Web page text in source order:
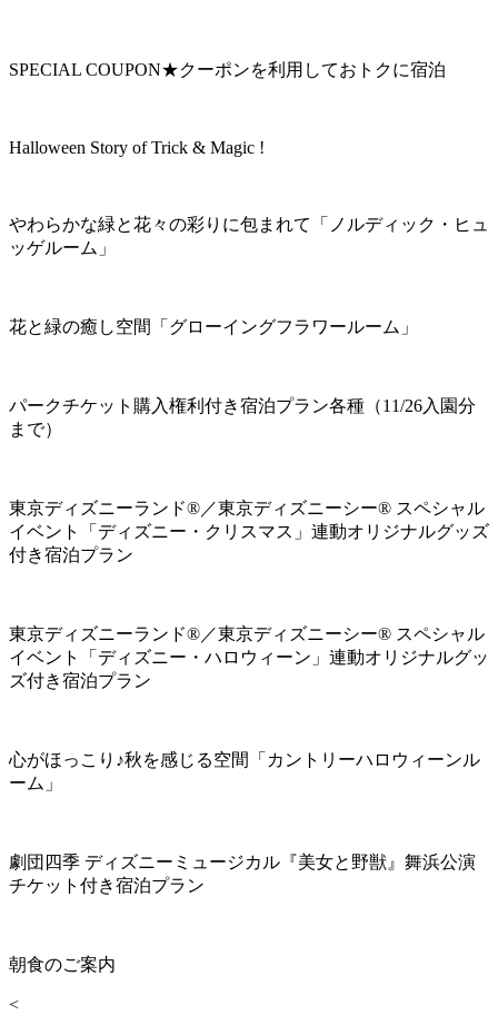
SPECIAL COUPON★クーポンを利用しておトクに宿泊
Halloween Story of Trick & Magic !
やわらかな緑と花々の彩りに包まれて「ノルディック・ヒュ
ッゲルーム」
花と緑の癒し空間「グローイングフラワールーム」
パークチケット購入権利付き宿泊プラン各種（11/26入園分
まで）
東京ディズニーランド®／東京ディズニーシー® スペシャル
イベント「ディズニー・クリスマス」連動オリジナルグッズ
付き宿泊プラン
東京ディズニーランド®／東京ディズニーシー® スペシャル
イベント「ディズニー・ハロウィーン」連動オリジナルグッ
ズ付き宿泊プラン
心がほっこり♪秋を感じる空間「カントリーハロウィーンル
ーム」
劇団四季 ディズニーミュージカル『美女と野獣』舞浜公演
チケット付き宿泊プラン
朝食のご案内
<